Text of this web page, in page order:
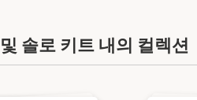
솔로 키트 내의 컬렉션